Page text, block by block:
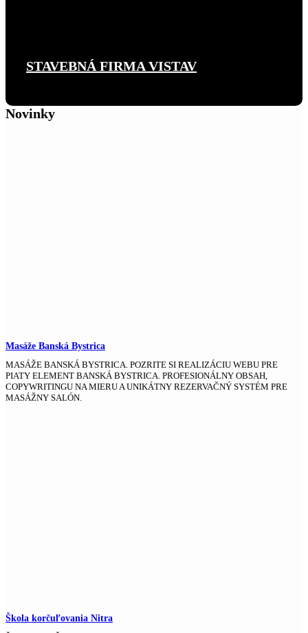
STAVEBNÁ FIRMA VISTAV
Novinky
Masáže Banská Bystrica
MASÁŽE BANSKÁ BYSTRICA. POZRITE SI REALIZÁCIU WEBU PRE
PIATY ELEMENT BANSKÁ BYSTRICA. PROFESIONÁLNY OBSAH,
COPYWRITINGU NA MIERU A UNIKÁTNY REZERVAČNÝ SYSTÉM PRE
MASÁŽNY SALÓN.
Škola korčuľovania Nitra